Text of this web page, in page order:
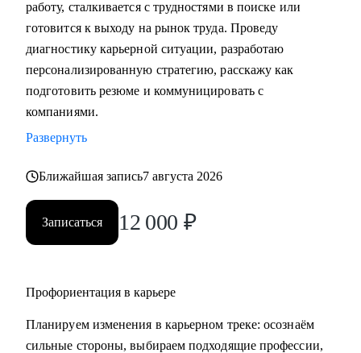
• Подготовка к собеседованию (скрининг с HR, финальное
с руководителем, опционально - подготовиться к
техническому собеседованию).
• Зарплатные переговоры (повышение или переговоры на
собеседовании).
сделать так, чтобы руководитель заметил и наконец начал
Кому могу помочь:
• Студентам бакалавриата/магистратуры/аспирантуры
технических направлений;
Digital, Образование);
• Middle и C-level менеджерам.
работу, сталкивается с трудностями в поиске или
готовится к выходу на рынок труда. Проведу
диагностику карьерной ситуации, разработаю
персонализированную стратегию, расскажу как
подготовить резюме и коммуницировать с
компаниями.
Развернуть
Ближайшая запись7 августа 2026
Записаться 12 000 ₽
Профориентация в карьере
Планируем изменения в карьерном треке: осознаём
сильные стороны, выбираем подходящие профессии,